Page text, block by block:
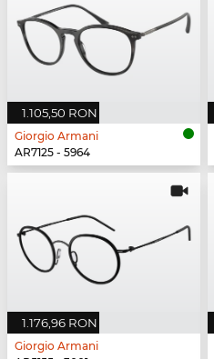
1.105,50 RON
Giorgio Armani
AR7125 - 5964
1.176,96 RON
Giorgio Armani